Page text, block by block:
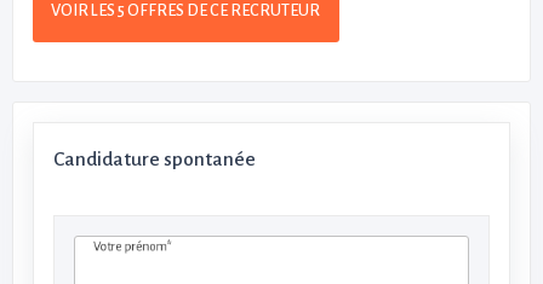
VOIR LES 5 OFFRES DE CE RECRUTEUR
Candidature spontanée
Votre prénom*